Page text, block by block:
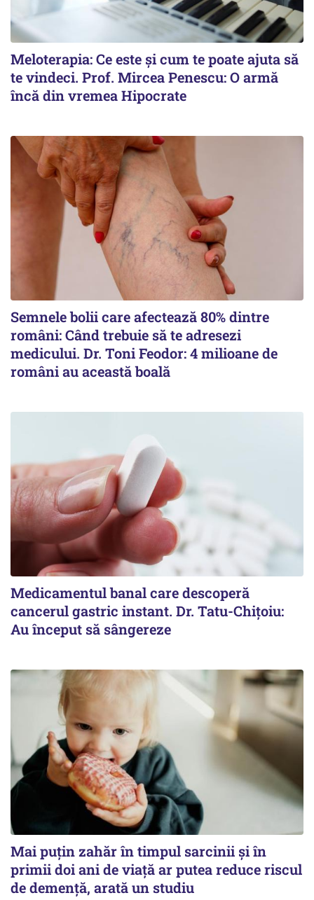
Meloterapia: Ce este și cum te poate ajuta să
te vindeci. Prof. Mircea Penescu: O armă
încă din vremea Hipocrate
Semnele bolii care afectează 80% dintre
români: Când trebuie să te adresezi
medicului. Dr. Toni Feodor: 4 milioane de
români au această boală
Medicamentul banal care descoperă
cancerul gastric instant. Dr. Tatu-Chițoiu:
Au început să sângereze
Mai puțin zahăr în timpul sarcinii și în
primii doi ani de viață ar putea reduce riscul
de demență, arată un studiu